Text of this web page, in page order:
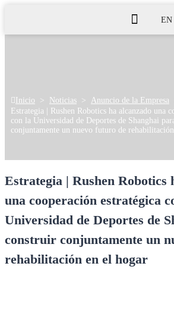
EN
Inicio > Noticias > Anuncio de la Empresa
Estrategia | Rushen Robotics ha alcanzado una
con la Universidad de Deportes de Shanghai
conjuntamente un nuevo futuro de
Estrategia | Rushen Robotics
una cooperación estratégica
Universidad de Deportes de
construir conjuntamente un
rehabilitación en el hogar